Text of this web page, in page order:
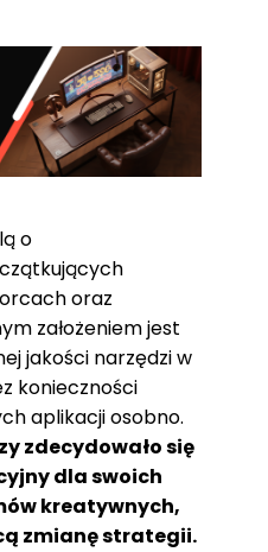
o
oraz
założeniem jest
jakości narzędzi w
konieczności
aplikacji osobno.
zdecydowało się
dla swoich
kreatywnych,
zmianę strategii.